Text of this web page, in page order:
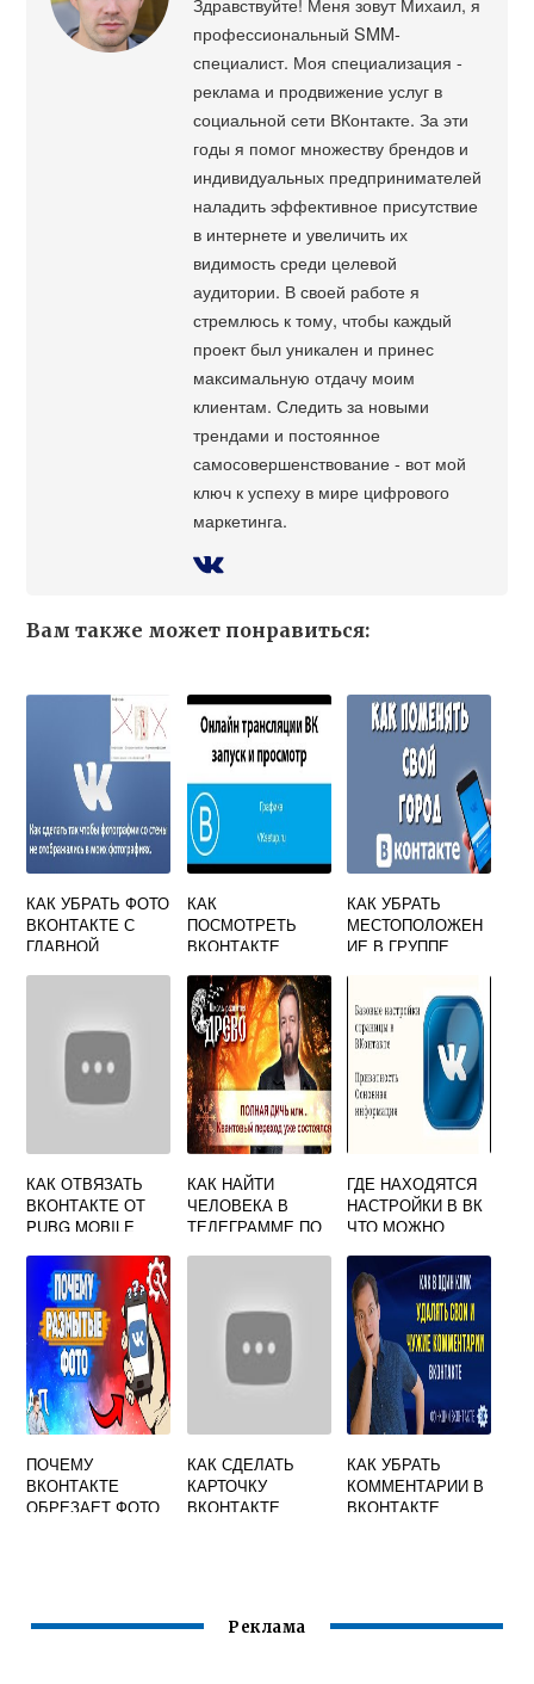
профессиональный SMM-
специалист. Моя специализация -
реклама и продвижение услуг в
социальной сети ВКонтакте. За эти
годы я помог множеству брендов и
индивидуальных предпринимателей
наладить эффективное присутствие
в интернете и увеличить их
видимость среди целевой
аудитории. В своей работе я
стремлюсь к тому, чтобы каждый
проект был уникален и принес
максимальную отдачу моим
клиентам. Следить за новыми
трендами и постоянное
самосовершенствование - вот мой
ключ к успеху в мире цифрового
маркетинга.
Вам также может понравиться:
КАК УБРАТЬ ФОТО
ВКОНТАКТЕ С
ГЛАВНОЙ
КАК
ПОСМОТРЕТЬ
ВКОНТАКТЕ
КАК УБРАТЬ
МЕСТОПОЛОЖЕН
ИЕ В ГРУППЕ
КАК ОТВЯЗАТЬ
ВКОНТАКТЕ ОТ
PUBG MOBILE
КАК НАЙТИ
ЧЕЛОВЕКА В
ТЕЛЕГРАММЕ ПО
ГДЕ НАХОДЯТСЯ
НАСТРОЙКИ В ВК
ЧТО МОЖНО
ИЗМЕНИТЬ
ПОЧЕМУ
ВКОНТАКТЕ
ОБРЕЗАЕТ ФОТО
КАК СДЕЛАТЬ
КАРТОЧКУ
ВКОНТАКТЕ
КАК УБРАТЬ
КОММЕНТАРИИ В
ВКОНТАКТЕ
Реклама